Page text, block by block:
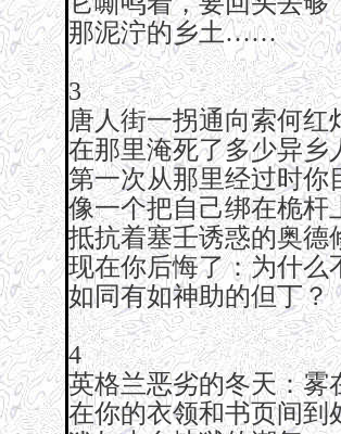
那泥泞的乡土……
3
唐人街一拐通向索何红
在那里淹死了多少异乡
第一次从那里经过时你
像一个把自己绑在桅杆
抵抗着塞壬诱惑的奥德
现在你后悔了：为什么
如同有如神助的但丁？
4
英格兰恶劣的冬天：雾
在你的衣领和书页间到